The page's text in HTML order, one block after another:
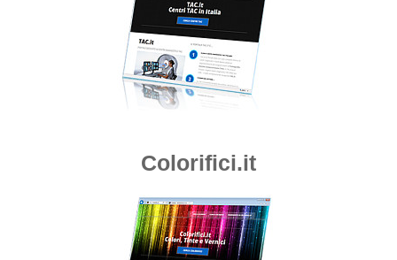
Colorifici.it